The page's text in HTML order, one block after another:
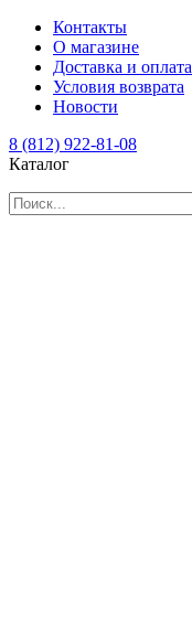
Контакты
О магазине
Доставка и оплата
Условия возврата
Новости
8 (812) 922-81-08
Каталог